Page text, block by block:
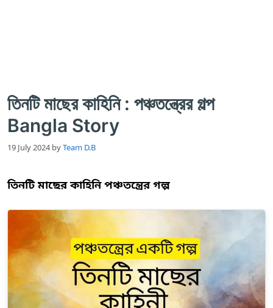
তিনটি মাছের কাহিনি : পঞ্চতন্ত্রের গল্প
Bangla Story
19 July 2024 byTeam D.B
তিনটি মাছের কাহিনি পঞ্চতন্ত্রের গল্প